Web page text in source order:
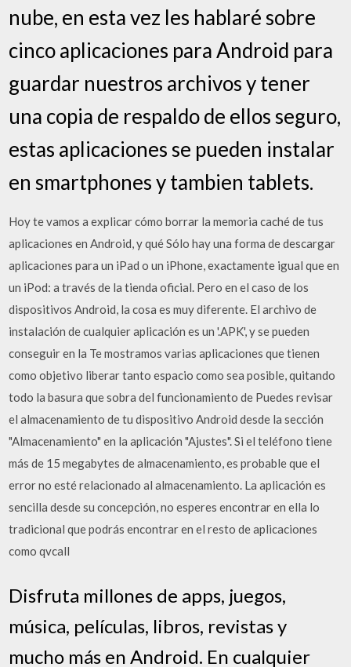
nube, en esta vez les hablaré sobre
cinco aplicaciones para Android para
guardar nuestros archivos y tener
una copia de respaldo de ellos seguro,
estas aplicaciones se pueden instalar
en smartphones y tambien tablets.
Hoy te vamos a explicar cómo borrar la memoria caché de tus
aplicaciones en Android, y qué Sólo hay una forma de descargar
aplicaciones para un iPad o un iPhone, exactamente igual que en
un iPod: a través de la tienda oficial. Pero en el caso de los
dispositivos Android, la cosa es muy diferente. El archivo de
instalación de cualquier aplicación es un '.APK', y se pueden
conseguir en la Te mostramos varias aplicaciones que tienen
como objetivo liberar tanto espacio como sea posible, quitando
todo la basura que sobra del funcionamiento de Puedes revisar
el almacenamiento de tu dispositivo Android desde la sección
"Almacenamiento" en la aplicación "Ajustes". Si el teléfono tiene
más de 15 megabytes de almacenamiento, es probable que el
error no esté relacionado al almacenamiento. La aplicación es
sencilla desde su concepción, no esperes encontrar en ella lo
tradicional que podrás encontrar en el resto de aplicaciones
como qvcall
Disfruta millones de apps, juegos,
música, películas, libros, revistas y
mucho más en Android. En cualquier